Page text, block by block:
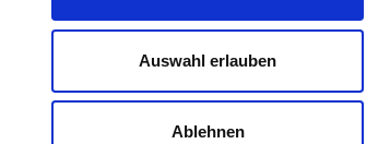
Auswahl erlauben
Ablehnen